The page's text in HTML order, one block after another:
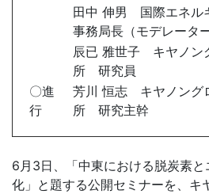
田中 伸男 国際エネル
事務局長（モデレーター
辰已 雅世子 キヤノン
所 研究員
〇進
行
芳川 恒志 キヤノング
所 研究主幹
6月 3日、「中東における脱炭素
化」と題する公開セミナーを、キ